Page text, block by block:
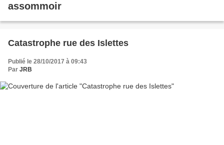
assommoir
Catastrophe rue des Islettes
Publié le 28/10/2017 à 09:43
Par JRB